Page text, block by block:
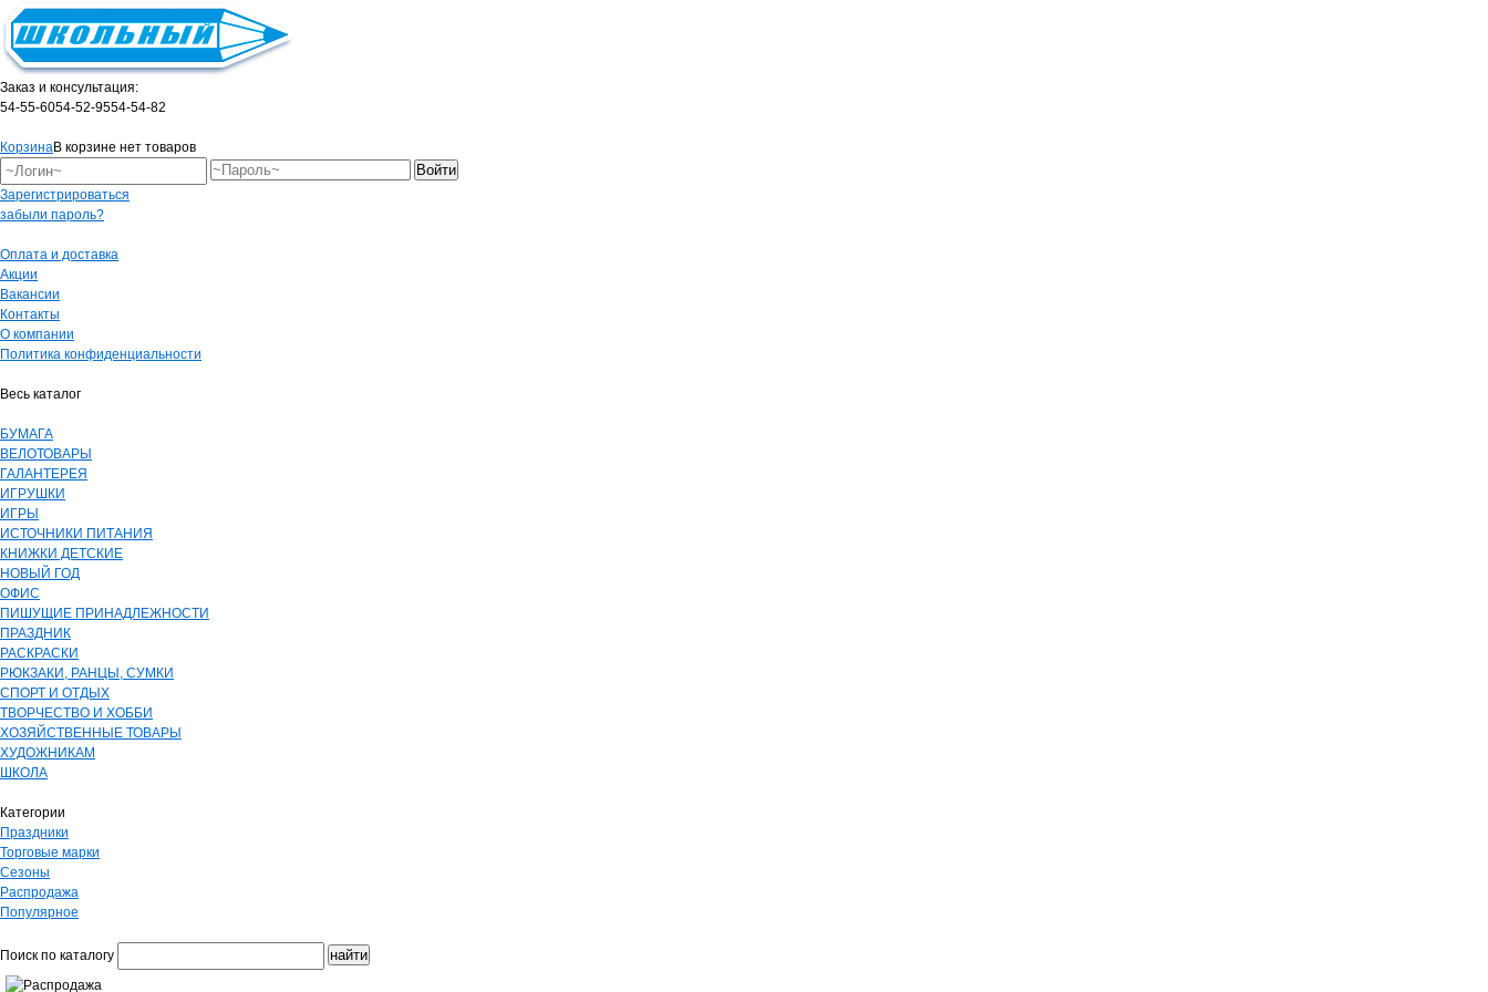
Заказ и консультация:
54-55-6054-52-9554-54-82
КорзинаВ корзине нет товаров
Зарегистрироваться
забыли пароль?
Оплата и доставка
Акции
Вакансии
Контакты
О компании
Политика конфиденциальности
Весь каталог
БУМАГА
ВЕЛОТОВАРЫ
ГАЛАНТЕРЕЯ
ИГРУШКИ
ИГРЫ
ИСТОЧНИКИ ПИТАНИЯ
КНИЖКИ ДЕТСКИЕ
НОВЫЙ ГОД
ОФИС
ПИШУЩИЕ ПРИНАДЛЕЖНОСТИ
ПРАЗДНИК
РАСКРАСКИ
РЮКЗАКИ, РАНЦЫ, СУМКИ
СПОРТ И ОТДЫХ
ТВОРЧЕСТВО И ХОББИ
ХОЗЯЙСТВЕННЫЕ ТОВАРЫ
ХУДОЖНИКАМ
ШКОЛА
Категории
Праздники
Торговые марки
Сезоны
Распродажа
Популярное
Поиск по каталогу